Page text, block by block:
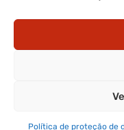
Política de proteção de
TERMOS E CONDIÇÕES
APP A VOZ DE
APP ALERTA